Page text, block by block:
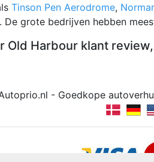
Tinson Pen Aerodrome,
. De grote bedrijven hebben
Old Harbour klant
- Goedkope